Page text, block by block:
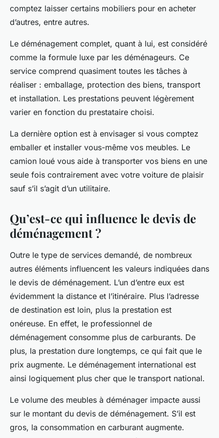
comptez laisser certains mobiliers pour en acheter
d’autres, entre autres.
Le déménagement complet, quant à lui, est considéré
comme la formule luxe par les déménageurs. Ce
service comprend quasiment toutes les tâches à
réaliser : emballage, protection des biens, transport
et installation. Les prestations peuvent légèrement
varier en fonction du prestataire choisi.
La dernière option est à envisager si vous comptez
emballer et installer vous-même vos meubles. Le
camion loué vous aide à transporter vos biens en une
seule fois contrairement avec votre voiture de plaisir
sauf s’il s’agit d’un utilitaire.
Qu’est-ce qui influence le devis de
déménagement ?
Outre le type de services demandé, de nombreux
autres éléments influencent les valeurs indiquées dans
le devis de déménagement. L’un d’entre eux est
évidemment la distance et l’itinéraire. Plus l’adresse
de destination est loin, plus la prestation est
onéreuse. En effet, le professionnel de
déménagement consomme plus de carburants. De
plus, la prestation dure longtemps, ce qui fait que le
prix augmente. Le déménagement international est
ainsi logiquement plus cher que le transport national.
Le volume des meubles à déménager impacte aussi
sur le montant du devis de déménagement. S’il est
gros, la consommation en carburant augmente.